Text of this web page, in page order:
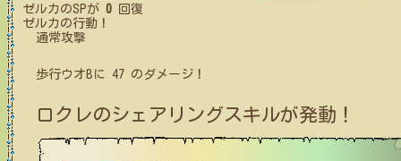
ゼルカのSPが 0 回復
ゼルカの行動！
通常攻撃
歩行ウオB に 47 のダメージ！
ロクレのシェアリングスキルが発動！